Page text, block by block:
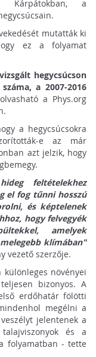
a
mutatták ki
ez a folyamat
hegycsúcson
a 2007-2016
a Phys.org
a hegycsúcsokra
e az már
azt jelzik, hogy
feltételekhez
el fog tűnni hosszú
és képtelenek
hogy felvegyék
amelyek
klímában"
vezető szerzője.
különleges növényei
bizonyos. A
erdőhatár fölötti
megélni a
jelentenek a
és a
folyamatban - tette